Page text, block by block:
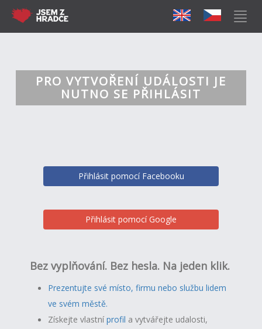
PRO VYTVOŘENÍ UDÁLOSTI JE
NUTNO SE PŘIHLÁSIT
Přihlásit pomocí Facebooku
Přihlásit pomocí Google
Bez vyplňování. Bez hesla. Na jeden klik.
Prezentujte své místo, firmu nebo službu lidem
ve svém městě.
Získejte vlastníprofil a vytvářejte udalosti,